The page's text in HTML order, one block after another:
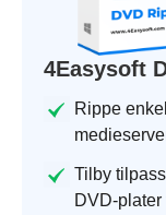
4Easysoft
Rippe
Tilby
DVD-